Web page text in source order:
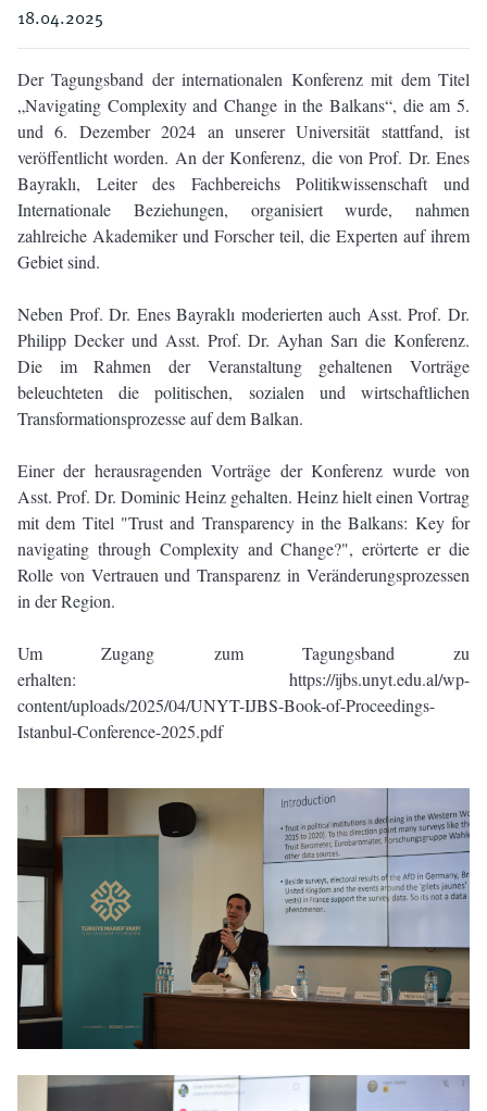
18.04.2025
Der Tagungsband der internationalen Konferenz mit dem Titel
„Navigating Complexity and Change in the Balkans“, die am 5.
und 6. Dezember 2024 an unserer Universität stattfand, ist
veröffentlicht worden. An der Konferenz, die von Prof. Dr. Enes
Bayraklı, Leiter des Fachbereichs Politikwissenschaft und
Internationale Beziehungen, organisiert wurde, nahmen
zahlreiche Akademiker und Forscher teil, die Experten auf ihrem
Gebiet sind.
Neben Prof. Dr. Enes Bayraklı moderierten auch Asst. Prof. Dr.
Philipp Decker und Asst. Prof. Dr. Ayhan Sarı die Konferenz.
Die im Rahmen der Veranstaltung gehaltenen Vorträge
beleuchteten die politischen, sozialen und wirtschaftlichen
Transformationsprozesse auf dem Balkan.
Einer der herausragenden Vorträge der Konferenz wurde von
Asst. Prof. Dr. Dominic Heinz gehalten. Heinz hielt einen Vortrag
mit dem Titel "Trust and Transparency in the Balkans: Key for
navigating through Complexity and Change?", erörterte er die
Rolle von Vertrauen und Transparenz in Veränderungsprozessen
in der Region.
Um Zugang zum Tagungsband zu
erhalten: https://ijbs.unyt.edu.al/wp-
content/uploads/2025/04/UNYT-IJBS-Book-of-Proceedings-
Istanbul-Conference-2025.pdf